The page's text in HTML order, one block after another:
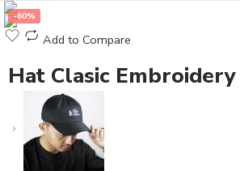
-60%
Add to Compare
Hat Clasic Embroidery